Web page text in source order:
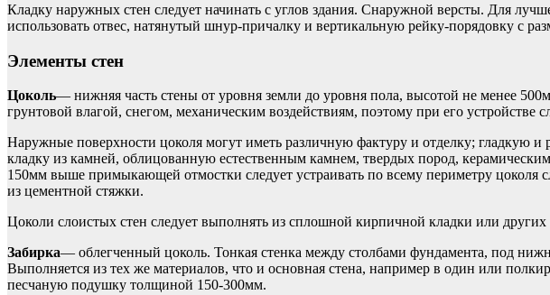
Кладку наружных стен следует начинать с углов здания. Снаружной версты. Для
использовать отвес, натянутый шнур-причалку и вертикальную рейку-порядовку с
Элементы стен
Цоколь— нижняя часть стены от уровня земли до уровня пола, высотой не менее
грунтовой влагой, снегом, механическим воздействиям, поэтому при его
Наружные поверхности цоколя могут иметь различную фактуру и отделку; гладкую
кладку из камней, облицованную естественным камнем, твердых пород,
150мм выше примыкающей отмостки следует устраивать по всему периметру цоколя
из цементной стяжки.
Цоколи слоистых стен следует выполнять из сплошной кирпичной кладки или
Забирка— облегченный цоколь. Тонкая стенка между столбами фундамента, под
Выполняется из тех же материалов, что и основная стена, например в один или
песчаную подушку толщиной 150-300мм.